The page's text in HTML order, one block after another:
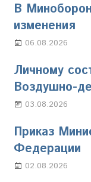
В
изменения
06.08.2026
Личному
Воздушно-
03.08.2026
Приказ
Федерации
02.08.2026